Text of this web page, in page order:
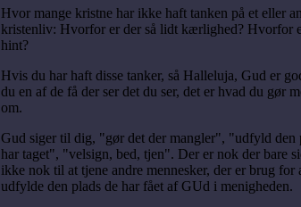
Hvor mange kristne har ikke haft tanken på et eller
kristenliv: Hvorfor er der så lidt kærlighed? Hvorfor
hint?
Hvis du har haft disse tanker, så Halleluja, Gud er
du en af de få der ser det du ser, det er hvad du gør
om.
Gud siger til dig, "gør det der mangler", "udfyld den
har taget", "velsign, bed, tjen". Der er nok der bare
ikke nok til at tjene andre mennesker, der er brug for
udfylde den plads de har fået af GUd i menigheden.